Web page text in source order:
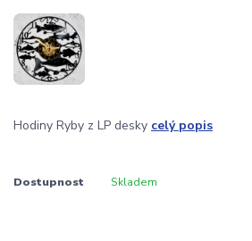
Hodiny Ryby z LP desky celý popis
Dostupnost Skladem